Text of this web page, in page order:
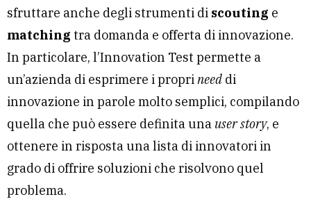
sfruttare anche degli strumenti di scouting e
matching tra domanda e offerta di innovazione.
In particolare, l’Innovation Test permette a
un’azienda di esprimere i proprineed di
innovazione in parole molto semplici, compilando
quella che può essere definita una user story, e
ottenere in risposta una lista di innovatori in
grado di offrire soluzioni che risolvono quel
problema.